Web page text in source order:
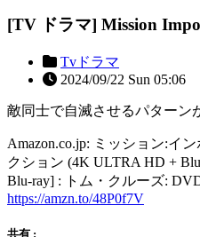
[TV ドラマ] Mission
Tvドラマ
2024/09/22 Sun 05:06
敵同士で自滅させるパターン
Amazon.co.jp: ミッション:イ
クション (4K ULTRA HD +
Blu-ray] : トム・クルーズ:
https://amzn.to/48P0f7V
共有 :